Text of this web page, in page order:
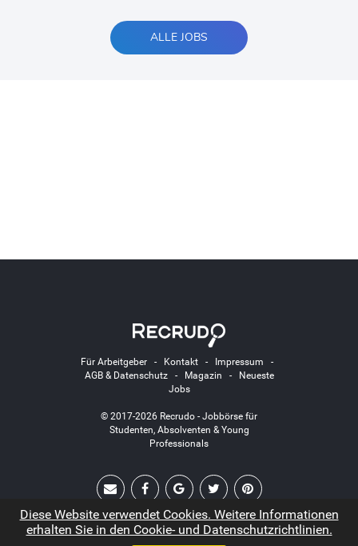
ALLE JOBS
Für Arbeitgeber- Kontakt- Impressum -
AGB & Datenschutz- Magazin -
Neueste
Jobs
© 2017-2026 Recrudo - Jobbörse für
Studenten, Absolventen & Young
Professionals
Diese Website verwendet Cookies. Weitere Informationen
erhalten Sie in den Cookie- und Datenschutzrichtlinien.